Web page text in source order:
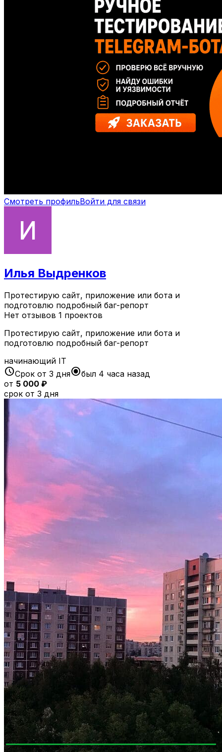
Смотреть профильВойти для связи
Илья Выдренков
Протестирую сайт, приложение или бота и
подготовлю подробный баг-репорт
Нет отзывов 1 проектов
Протестирую сайт, приложение или бота и
подготовлю подробный баг-репорт
начинающий IT
scheduleСрок от 3 дняradio_button_checkedбыл 4 часа назад
от 5 000 ₽
срок от 3 дня